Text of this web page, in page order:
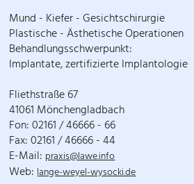
Mund - Kiefer - Gesichtschirurgie
Plastische - Ästhetische Operationen
Behandlungsschwerpunkt:
Implantate, zertifizierte Implantologie
Fliethstraße 67
41061 Mönchengladbach
Fon: 02161 / 46666 - 66
Fax: 02161 / 46666 - 44
E-Mail: praxis@lawe.info
Web:lange-weyel-wysocki.de